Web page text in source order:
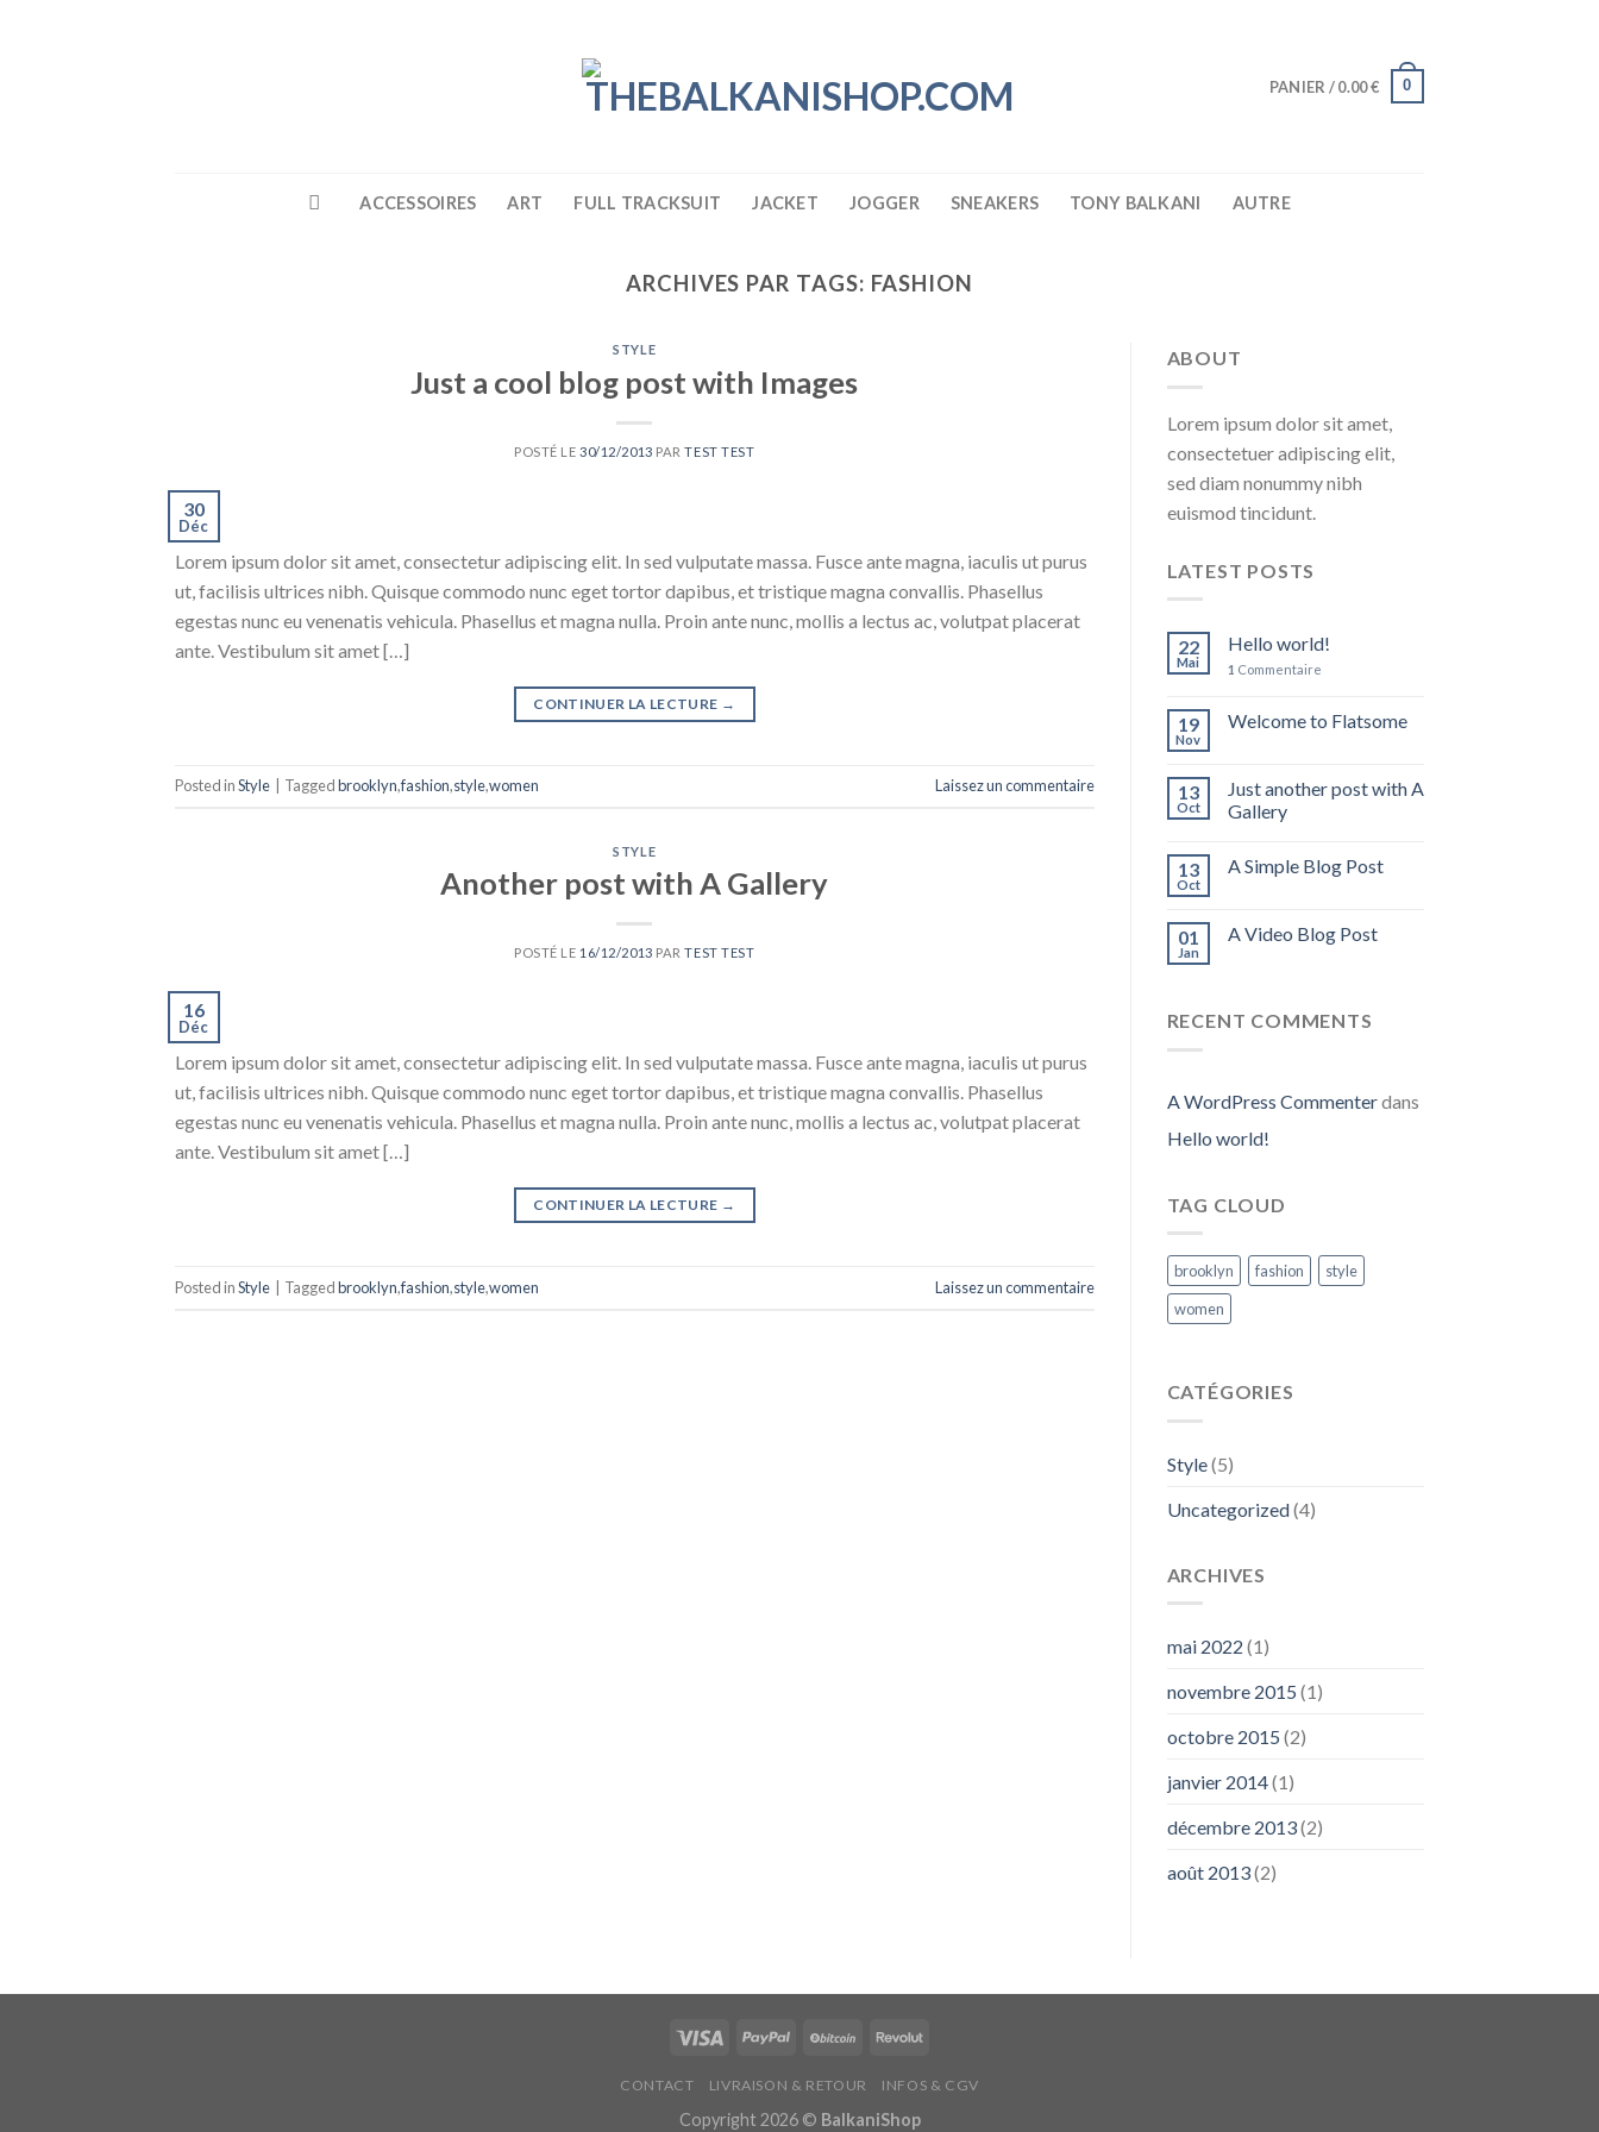
PANIER /0.00€ 0
ACCESSOIRES ART FULL TRACKSUIT JACKET JOGGER SNEAKERS TONY BALKANI AUTRE
ARCHIVES PAR TAGS: FASHION
STYLE
Just a cool blog post with Images
POSTÉ LE30/12/2013 PARTEST TEST
30
Déc
Lorem ipsum dolor sit amet, consectetur adipiscing elit. In sed vulputate massa. Fusce ante magna, iaculis ut purus
ut, facilisis ultrices nibh. Quisque commodo nunc eget tortor dapibus, et tristique magna convallis. Phasellus
egestas nunc eu venenatis vehicula. Phasellus et magna nulla. Proin ante nunc, mollis a lectus ac, volutpat placerat
ante. Vestibulum sit amet […]
CONTINUER LA LECTURE →
Posted inStyle Taggedbrooklyn,fashion,style,women Laissez un commentaire
STYLE
Another post with A Gallery
POSTÉ LE 16/12/2013 PARTEST TEST
16
Déc
Lorem ipsum dolor sit amet, consectetur adipiscing elit. In sed vulputate massa. Fusce ante magna, iaculis ut purus
ut, facilisis ultrices nibh. Quisque commodo nunc eget tortor dapibus, et tristique magna convallis. Phasellus
egestas nunc eu venenatis vehicula. Phasellus et magna nulla. Proin ante nunc, mollis a lectus ac, volutpat placerat
ante. Vestibulum sit amet […]
CONTINUER LA LECTURE →
Posted inStyle Taggedbrooklyn,fashion,style,women Laissez un commentaire
ABOUT
Lorem ipsum dolor sit amet,
consectetuer adipiscing elit,
sed diam nonummy nibh
euismod tincidunt.
LATEST POSTS
22
Mai
Hello world!
1 Commentaire
19
Nov
Welcome to Flatsome
13
Oct
Just another post with A
Gallery
13
Oct
A Simple Blog Post
01
Jan
A Video Blog Post
RECENT COMMENTS
A WordPress Commenterdans
Hello world!
TAG CLOUD
brooklyn fashion
style
women
CATÉGORIES
Style(5)
Uncategorized(4)
ARCHIVES
mai 2022 (1)
novembre 2015 (1)
octobre 2015 (2)
janvier 2014(1)
décembre 2013(2)
août 2013(2)
CONTACT LIVRAISON & RETOUR INFOS & CGV
Copyright 2026 © BalkaniShop